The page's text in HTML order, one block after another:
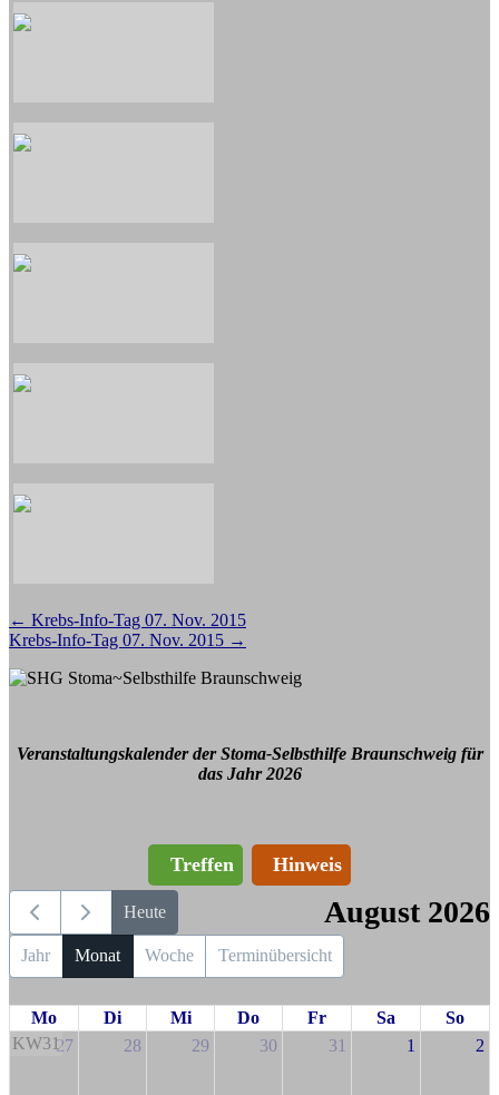
Beitragsnavigation
← Krebs-Info-Tag 07. Nov. 2015
Krebs-Info-Tag 07. Nov. 2015 →
Veranstaltungskalender der Stoma-Selbsthilfe Braunschweig für
das Jahr 2026
Treffen Hinweis
Heute August 2026
Jahr Monat Woche Terminübersicht
Mo Di Mi Do Fr Sa
So
KW3127 28 29 30 31 1 2